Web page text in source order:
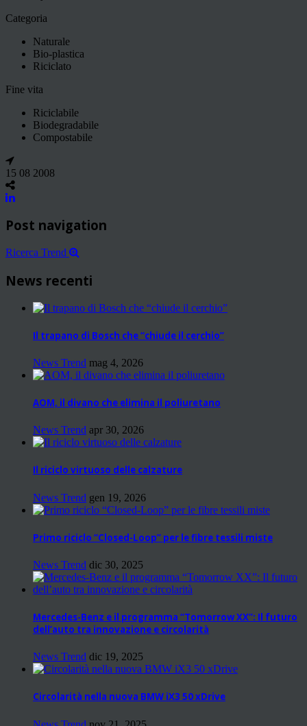
Categoria
Naturale
Bio-plastica
Riciclato
Fine vita
Riciclabile
Biodegradabile
Compostabile
15 08 2008
Post navigation
Ricerca Trend
News recenti
Il trapano di Bosch che “chiude il cerchio”
News Trend mag 4, 2026
AOM, il divano che elimina il poliuretano
News Trend apr 30, 2026
Il riciclo virtuoso delle calzature
News Trend gen 19, 2026
Primo riciclo “Closed-Loop” per le fibre tessili miste
News Trend dic 30, 2025
Mercedes-Benz e il programma “Tomorrow XX”: Il futuro
dell’auto tra innovazione e circolarità
News Trend dic 19, 2025
Circolarità nella nuova BMW iX3 50 xDrive